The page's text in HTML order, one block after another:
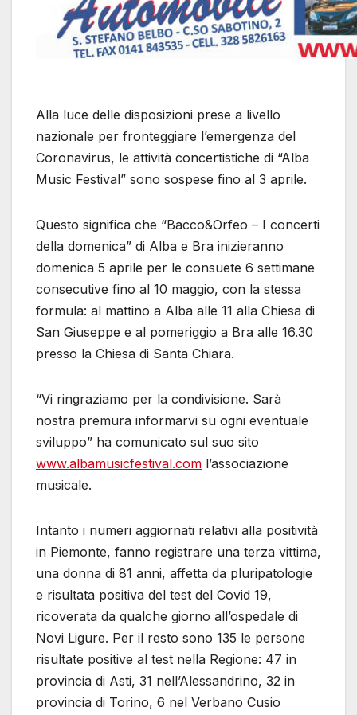
Alla luce delle disposizioni prese a livello
nazionale per fronteggiare l’emergenza del
Coronavirus, le attività concertistiche di “Alba
Music Festival” sono sospese fino al 3 aprile.
Questo significa che “Bacco&Orfeo – I concerti
della domenica” di Alba e Bra inizieranno
domenica 5 aprile per le consuete 6 settimane
consecutive fino al 10 maggio, con la stessa
formula: al mattino a Alba alle 11 alla Chiesa di
San Giuseppe e al pomeriggio a Bra alle 16.30
presso la Chiesa di Santa Chiara.
“Vi ringraziamo per la condivisione. Sarà
nostra premura informarvi su ogni eventuale
sviluppo” ha comunicato sul suo sito
www.albamusicfestival.com l’associazione
musicale.
Intanto i numeri aggiornati relativi alla positività
in Piemonte, fanno registrare una terza vittima,
una donna di 81 anni, affetta da pluripatologie
e risultata positiva del test del Covid 19,
ricoverata da qualche giorno all’ospedale di
Novi Ligure. Per il resto sono 135 le persone
risultate positive al test nella Regione: 47 in
provincia di Asti, 31 nell’Alessandrino, 32 in
provincia di Torino, 6 nel Verbano Cusio